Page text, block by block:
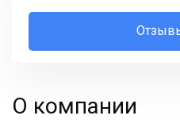
О компании